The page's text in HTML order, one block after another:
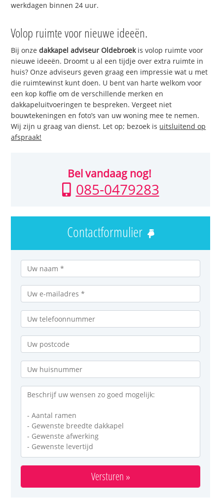
werkdagen binnen 24 uur.
Volop ruimte voor nieuwe ideeën.
Bij onzedakkapel adviseur Oldebroekis volop ruimte voor
nieuwe ideeën. Droomt u al een tijdje over extra ruimte in
huis? Onze adviseurs geven graag een impressie wat u met
die ruimtewinst kunt doen. U bent van harte welkom voor
een kop koffie om de verschillende merken en
dakkapeluitvoeringen te bespreken. Vergeet niet
bouwtekeningen en foto’s van uw woning mee te nemen.
Wij zijn u graag van dienst. Let op; bezoek is uitsluitend op
afspraak!
Bel vandaag nog!
085-0479283
Contactformulier